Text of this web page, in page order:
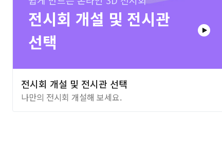
전시회 개설 및 전시관
선택
전시회 개설 및 전시관 선택
나만의 전시회 개설해 보세요.